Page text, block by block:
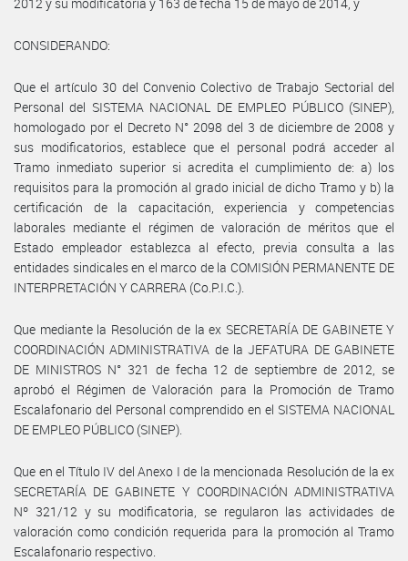
CONSIDERANDO:
Que el artículo 30 del Convenio Colectivo de Trabajo Sectorial del
Personal del SISTEMA NACIONAL DE EMPLEO PÚBLICO (SINEP),
homologado por el Decreto N° 2098 del 3 de diciembre de 2008 y
sus modificatorios, establece que el personal podrá acceder al
Tramo inmediato superior si acredita el cumplimiento de: a) los
requisitos para la promoción al grado inicial de dicho Tramo y b) la
certificación de la capacitación, experiencia y competencias
laborales mediante el régimen de valoración de méritos que el
Estado empleador establezca al efecto, previa consulta a las
entidades sindicales en el marco de la COMISIÓN PERMANENTE DE
INTERPRETACIÓN Y CARRERA (Co.P.I.C.).
Que mediante la Resolución de la ex SECRETARÍA DE GABINETE Y
COORDINACIÓN ADMINISTRATIVA de la JEFATURA DE GABINETE
DE MINISTROS N° 321 de fecha 12 de septiembre de 2012, se
aprobó el Régimen de Valoración para la Promoción de Tramo
Escalafonario del Personal comprendido en el SISTEMA NACIONAL
DE EMPLEO PÚBLICO (SINEP).
Que en el Título IV del Anexo I de la mencionada Resolución de la ex
SECRETARÍA DE GABINETE Y COORDINACIÓN ADMINISTRATIVA
Nº 321/12 y su modificatoria, se regularon las actividades de
valoración como condición requerida para la promoción al Tramo
Escalafonario respectivo.